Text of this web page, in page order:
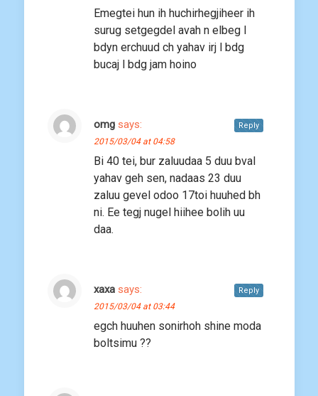
Emegtei hun ih huchirhegjiheer ih
surug setgegdel avah n elbeg l
bdyn erchuud ch yahav irj l bdg
bucaj l bdg jam hoino
omg says:
2015/03/04 at 04:58
Bi 40 tei, bur zaluudaa 5 duu bval
yahav geh sen, nadaas 23 duu
zaluu gevel odoo 17toi huuhed bh
ni. Ee tegj nugel hiihee bolih uu
daa.
Reply
xaxa says:
2015/03/04 at 03:44
egch huuhen sonirhoh shine moda
boltsimu ??
Reply